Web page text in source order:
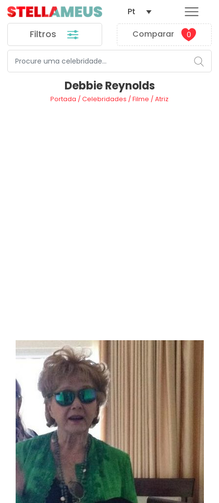
Filtros Comparar 0
Pt
Debbie Reynolds
Portada /Celebridades /Filme /Atriz